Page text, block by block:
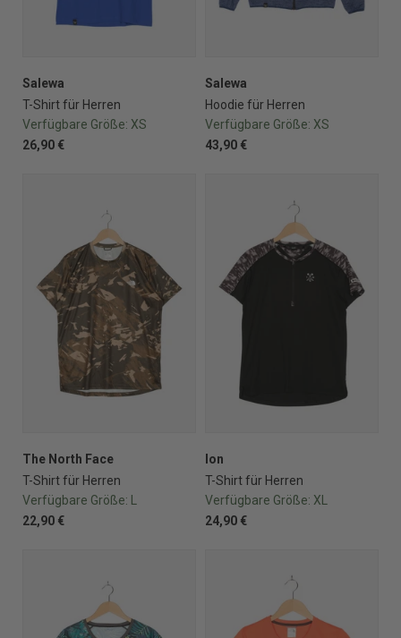
Salewa
T-Shirt für Herren
Verfügbare Größe: XS
26,90 €
Salewa
Hoodie für Herren
Verfügbare Größe: XS
43,90 €
The North Face
T-Shirt für Herren
Verfügbare Größe:
22,90 €
Ion
T-Shirt für Herren
Verfügbare Größe: XL
24,90 €